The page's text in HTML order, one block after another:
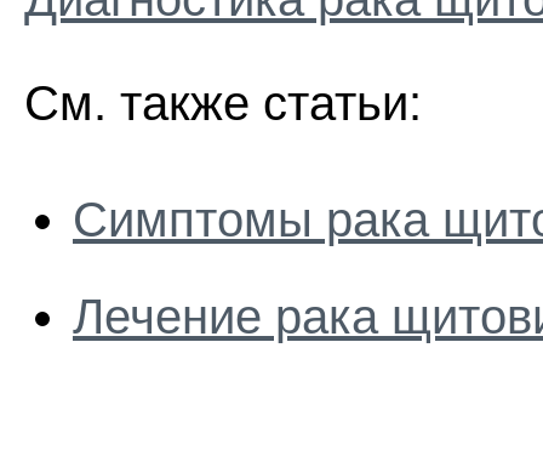
См. также статьи:
Симптомы рака
Лечение рака